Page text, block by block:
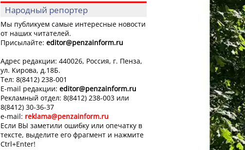
Народный репортер
Мы публикуем самые интересные новости
от наших читателей.
Присылайте: editor@penzainform.ru
Адрес редакции: 440026, Россия, г. Пенза,
ул. Кирова, д.18Б.
Тел: 8(8412) 238-001
E-mail редакции: editor@penzainform.ru
Рекламный отдел: 8(8412) 238-003 или
8(8412) 30-36-37
e-mail: reklama@penzainform.ru
Если ВЫ заметили ошибку или опечатку в
тексте, выделите его фрагмент и нажмите
Ctrl+Enter!